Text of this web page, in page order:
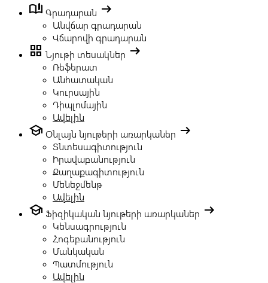
book_ribbon Գրադարան arrow_right_alt
Անվճար գրադարան
Վճարովի գրադարան
grid_view Նյութի տեսակներ arrow_right_alt
Ռեֆերատ
Անհատական
Կուրսային
Դիպլոմային
Ավելին
school Օնլայն նյութերի առարկաներ arrow_right_alt
Տնտեսագիտություն
Իրավաբանություն
Քաղաքագիտություն
Մենեջմենթ
Ավելին
school Ֆիզիկական նյութերի առարկաներ arrow_right_alt
Կենսագրություն
Հոգեբանություն
Մանկական
Պատմություն
Ավելին